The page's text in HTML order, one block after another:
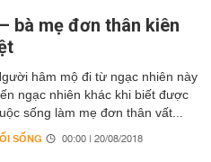
bà mẹ đơn thân kiên
hâm mộ đi từ ngạc nhiên này
ngạc nhiên khác khi biết được
sống làm mẹ đơn thân vất...
SỐNG 00:00 | 20/08/2018